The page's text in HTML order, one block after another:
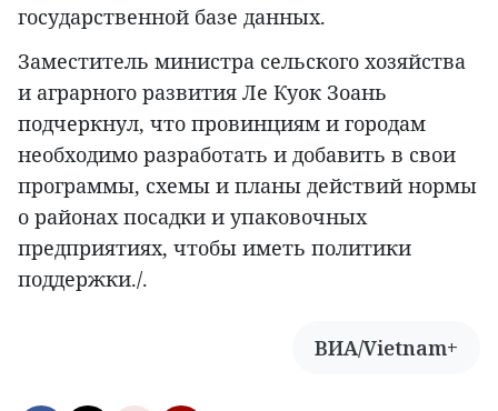
государственной базе данных.
Заместитель министра сельского хозяйства
и аграрного развития Ле Куок Зоань
подчеркнул, что провинциям и городам
необходимо разработать и добавить в свои
программы, схемы и планы действий нормы
о районах посадки и упаковочных
предприятиях, чтобы иметь политики
поддержки./.
ВИА/Vietnam+